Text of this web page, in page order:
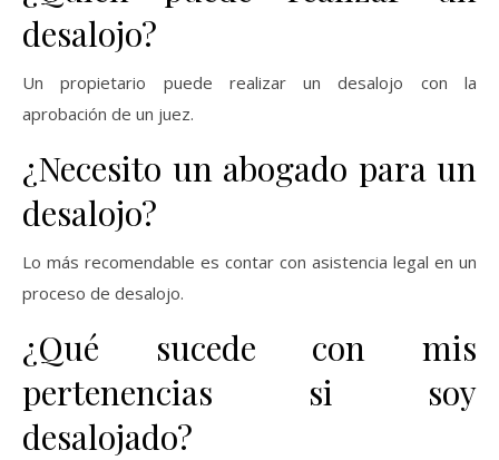
desalojo?
Un propietario puede realizar un desalojo con la
aprobación de un juez.
¿Necesito un abogado para un
desalojo?
Lo más recomendable es contar con asistencia legal en un
proceso de desalojo.
¿Qué sucede con mis
pertenencias si soy
desalojado?